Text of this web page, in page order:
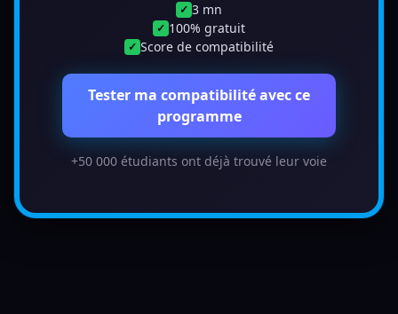
✓ 3 mn
✓ 100% gratuit
✓ Score de compatibilité
Tester ma compatibilité avec ce
programme
+50 000 étudiants ont déjà trouvé leur voie